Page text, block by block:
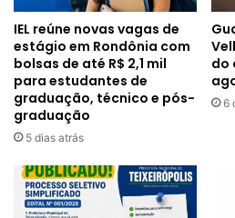
IEL reúne novas vagas de
estágio em Rondônia com
bolsas de até R$ 2,1 mil
para estudantes de
graduação, técnico e pós-
graduação
5 dias atrás
do
6